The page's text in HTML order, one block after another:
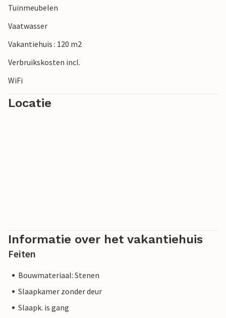
Tuinmeubelen
Vaatwasser
Vakantiehuis : 120 m2
Verbruikskosten incl.
WiFi
Locatie
Informatie over het vakantiehuis
Feiten
Bouwmateriaal: Stenen
Slaapkamer zonder deur
Slaapk. is gang